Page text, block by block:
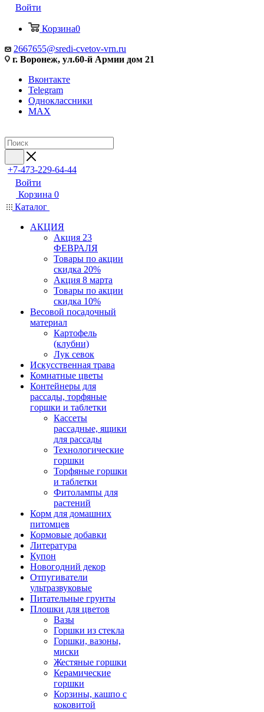
Войти
Корзина0
2667655@sredi-cvetov-vrn.ru
г. Воронеж, ул.60-й Армии дом 21
Вконтакте
Telegram
Одноклассники
MAX
+7-473-229-64-44
Войти
Корзина 0
Каталог
АКЦИЯ
Акция 23
ФЕВРАЛЯ
Товары по акции
скидка 20%
Акция 8 марта
Товары по акции
скидка 10%
Весовой посадочный
материал
Картофель
(клубни)
Лук севок
Искусственная трава
Комнатные цветы
Контейнеры для
рассады, торфяные
горшки и таблетки
Кассеты
рассадные, ящики
для рассады
Технологические
горшки
Торфяные горшки
и таблетки
Фитолампы для
растений
Корм для домашних
питомцев
Кормовые добавки
Литература
Купон
Новогодний декор
Отпугиватели
ультразвуковые
Питательные грунты
Плошки для цветов
Вазы
Горшки из стекла
Горшки, вазоны,
миски
Жестяные горшки
Керамические
горшки
Корзины, кашпо с
коковитой